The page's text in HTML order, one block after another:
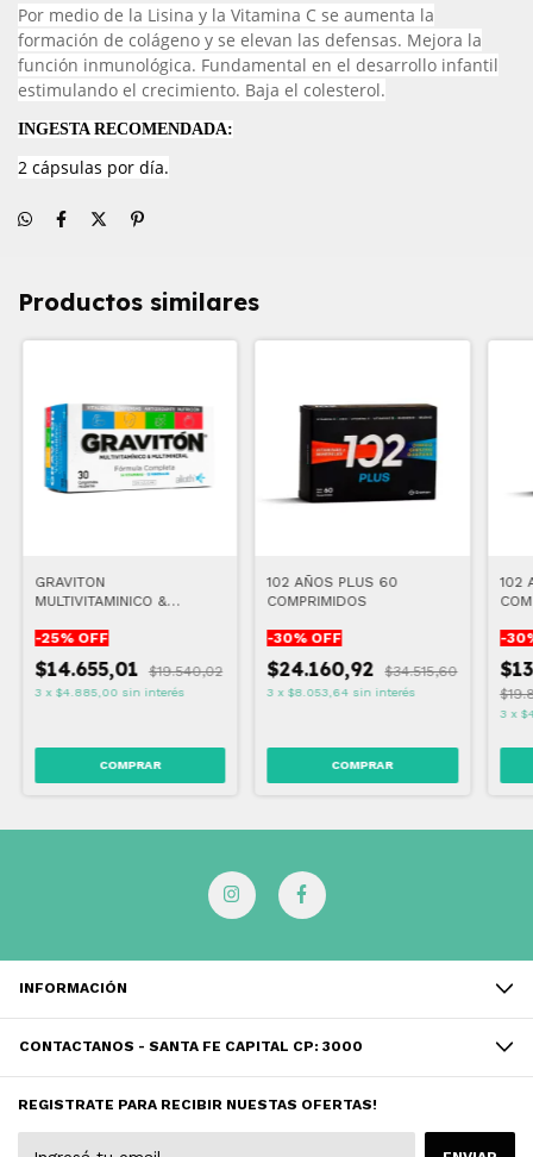
Por medio de la Lisina y la Vitamina C se aumenta la
formación de colágeno y se elevan las defensas. Mejora la
función inmunológica. Fundamental en el desarrollo infantil
estimulando el crecimiento. Baja el colesterol.
INGESTA RECOMENDADA:
2 cápsulas por día.
Productos similares
GRAVITON
MULTIVITAMINICO &
COMPRIMIDOS
-25% OFF
$14.655,01 $19.540,02
3 x $4.885,00 sin interés
102 AÑOS PLUS 60
COMPRIMIDOS
-30% OFF
$24.160,92 $34.515,60
3 x $8.053,64 sin interés
102
-30
3 x
INFORMACIÓN
CONTACTANOS - SANTA FE CAPITAL CP: 3000
REGISTRATE PARA RECIBIR NUESTAS OFERTAS!